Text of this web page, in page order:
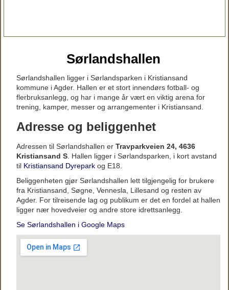
Sørlandshallen
Sørlandshallen ligger i Sørlandsparken i Kristiansand
kommune i Agder. Hallen er et stort innendørs fotball- og
flerbruksanlegg, og har i mange år vært en viktig arena for
trening, kamper, messer og arrangementer i Kristiansand.
Adresse og beliggenhet
Adressen til Sørlandshallen er Travparkveien 24, 4636
Kristiansand S . Hallen ligger i Sørlandsparken, i kort avstand
til Kristiansand Dyrepark og E18.
Beliggenheten gjør Sørlandshallen lett tilgjengelig for brukere
fra Kristiansand, Søgne, Vennesla, Lillesand og resten av
Agder. For tilreisende lag og publikum er det en fordel at hallen
ligger nær hovedveier og andre store idrettsanlegg.
Se Sørlandshallen i Google Maps